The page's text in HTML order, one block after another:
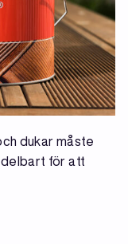
dukar måste
för att